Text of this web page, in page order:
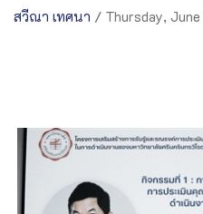
สวีณา เทศนา / Thursday, June